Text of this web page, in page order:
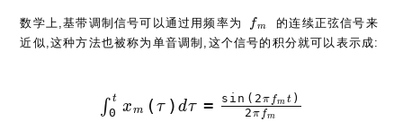
数学上,基带调制信号可以通过用频率为 f_m
fm
的连续正弦信号来
近似,这种方法也被称为单音调制,这个信号的积分就可以表示成:
\int_0^t x_m(\tau) d\tau
∫0
t
xm (τ )dτ = 2π fm
s i n ( 2π fm t )